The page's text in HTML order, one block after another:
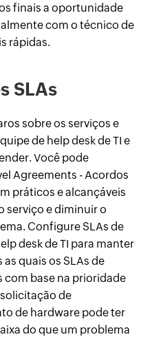
finais a oportunidade
com o técnico de
rápidas.
SLAs
sobre os serviços e
de help desk de TI e
Você pode
Agreements - Acordos
práticos e alcançáveis
serviço e diminuir o
Configure SLAs de
desk de TI para manter
quais os SLAs de
com base na prioridade
de
de hardware pode ter
do que um problema